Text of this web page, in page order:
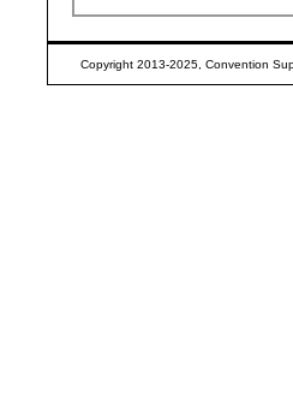
Copyright 2013-2025, Convention